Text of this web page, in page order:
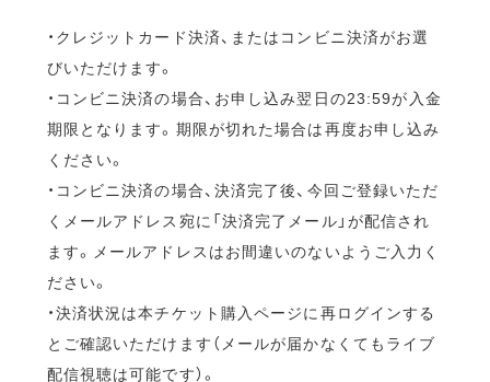
・クレジットカード決済、またはコンビニ決済がお選
びいただけます。
・コンビニ決済の場合、お申し込み翌日の23:59が入金
期限となります。期限が切れた場合は再度お申し込み
ください。
・コンビニ決済の場合、決済完了後、今回ご登録いただ
くメールアドレス宛に「決済完了メール」が配信され
ます。メールアドレスはお間違いのないようご入力く
ださい。
・決済状況は本チケット購入ページに再ログインする
とご確認いただけます（メールが届かなくてもライブ
配信視聴は可能です）。